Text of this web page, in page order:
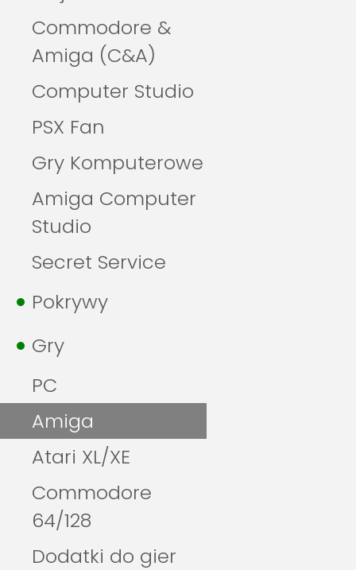
Commodore &
Amiga (C&A)
Computer Studio
PSX Fan
Gry Komputerowe
Amiga Computer
Studio
Secret Service
Pokrywy
Gry
PC
Amiga
Atari XL/XE
Commodore
64/128
Dodatki do gier